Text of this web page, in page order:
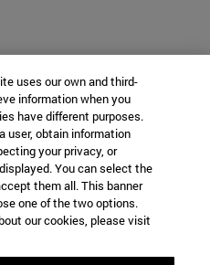
uses our own and third-
information when you
have different purposes.
user, obtain information
your privacy, or
You can select the
them all. This banner
one of the two options.
our cookies, please visit